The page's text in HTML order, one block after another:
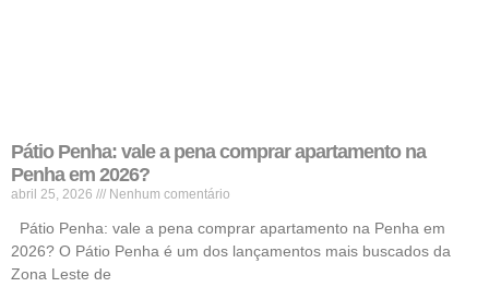
Pátio Penha: vale a pena comprar apartamento na
Penha em 2026?
abril 25, 2026 Nenhum comentário
Pátio Penha: vale a pena comprar apartamento na Penha em
2026? O Pátio Penha é um dos lançamentos mais buscados da
Zona Leste de